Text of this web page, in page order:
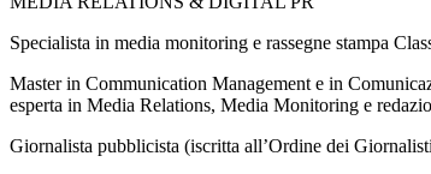
Specialista in media monitoring e rassegne stampa
Master in Communication Management e in
esperta in Media Relations, Media Monitoring e
Giornalista pubblicista (iscritta all’Ordine dei